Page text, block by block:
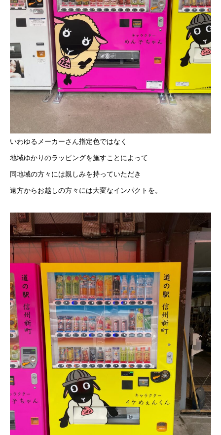
いわゆるメーカーさん指定色ではなく
地域ゆかりのラッピングを施すことによって
同地域の方々には親しみを持っていただき
遠方からお越しの方々には大変なインパクトを。